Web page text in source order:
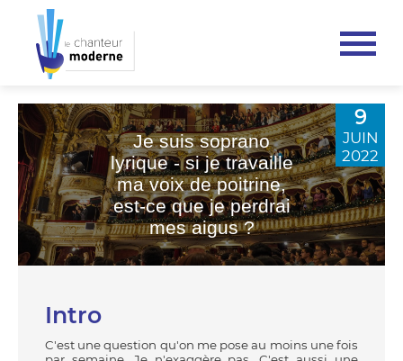
9
JUIN
2022
Je suis soprano
lyrique - si je travaille
ma voix de poitrine,
est-ce que je perdrai
mes aigus ?
Intro
C'est une question qu'on me pose au moins une fois